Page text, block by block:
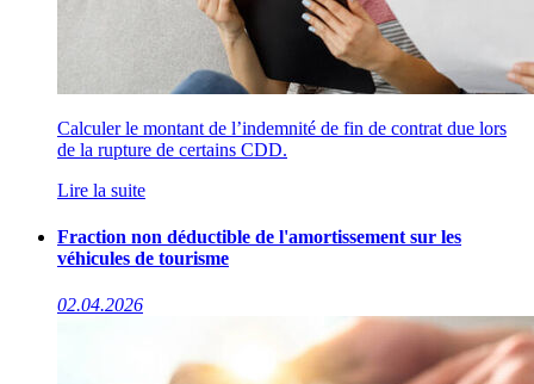
Calculer le montant de l’indemnité de fin de contrat due lors
de la rupture de certains CDD.
Lire la suite
Fraction non déductible de l'amortissement sur les
véhicules de tourisme
02.04.2026